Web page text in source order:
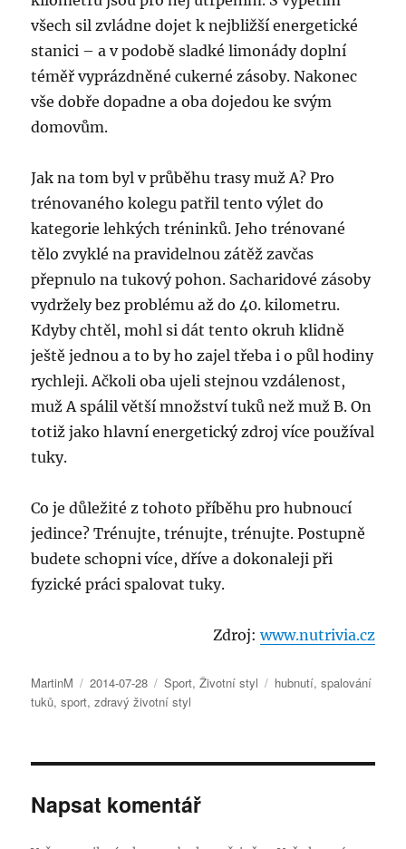
všech sil zvládne dojet k nejbližší energetické
stanici – a v podobě sladké limonády doplní
téměř vyprázdněné cukerné zásoby. Nakonec
vše dobře dopadne a oba dojedou ke svým
domovům.
Jak na tom byl v průběhu trasy muž A? Pro
trénovaného kolegu patřil tento výlet do
kategorie lehkých tréninků. Jeho trénované
tělo zvyklé na pravidelnou zátěž zavčas
přepnulo na tukový pohon. Sacharidové zásoby
vydržely bez problému až do 40. kilometru.
Kdyby chtěl, mohl si dát tento okruh klidně
ještě jednou a to by ho zajel třeba i o půl hodiny
rychleji. Ačkoli oba ujeli stejnou vzdálenost,
muž A spálil větší množství tuků než muž B. On
totiž jako hlavní energetický zdroj více používal
tuky.
Co je důležité z tohoto příběhu pro hubnoucí
jedince? Trénujte, trénujte, trénujte. Postupně
budete schopni více, dříve a dokonaleji při
fyzické práci spalovat tuky.
Zdroj:www.nutrivia.cz
Autor:
MartinM Publikováno:
2014-07-28 Rubriky:
Sport,Životní styl Štítky:
hubnutí,spalování
tuků,sport,zdravý životní styl
Napsat komentář